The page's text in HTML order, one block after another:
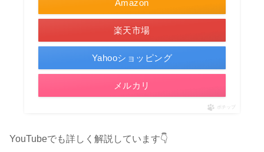
Amazon
楽天市場
Yahooショッピング
メルカリ
ポチップ
YouTubeでも詳しく解説しています👇